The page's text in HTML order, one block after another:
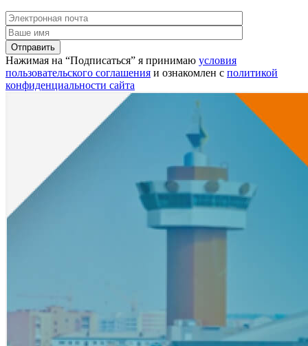
Нажимая на “Подписаться” я принимаю условия
пользовательского соглашения и ознакомлен с политикой
конфиденциальности сайта